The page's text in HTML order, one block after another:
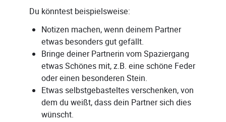
Du könntest beispielsweise:
Notizen machen, wenn deinem Partner
etwas besonders gut gefällt.
Bringe deiner Partnerin vom Spaziergang
etwas Schönes mit, z.B. eine schöne Feder
oder einen besonderen Stein.
Etwas selbstgebasteltes verschenken, von
dem du weißt, dass dein Partner sich dies
wünscht.